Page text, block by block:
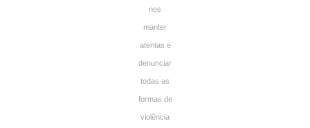
nos
manter
atentas e
denunciar
todas as
formas de
violência